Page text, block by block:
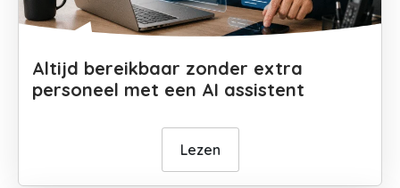
Altijd bereikbaar zonder extra
personeel met een AI assistent
Lezen